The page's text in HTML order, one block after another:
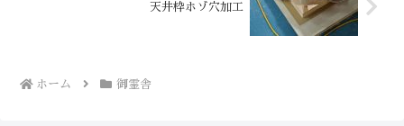
天井枠ホゾ穴加工
ホーム 御霊舎